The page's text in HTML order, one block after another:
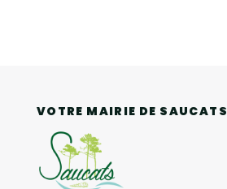
VOTRE MAIRIE DE SAUCATS